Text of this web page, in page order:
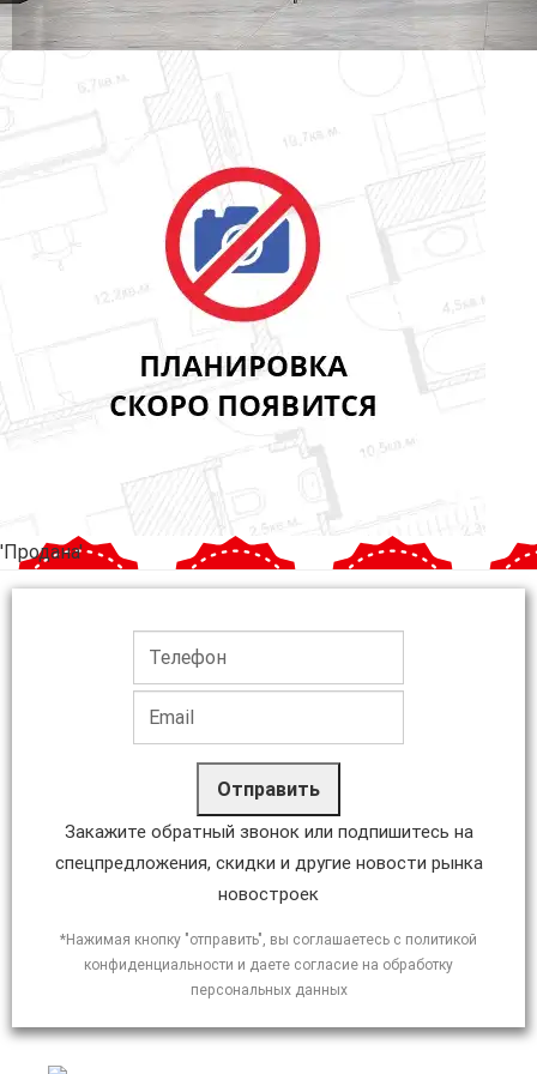
'Продана'
Отправить
Закажите обратный звонок или подпишитесь на
спецпредложения, скидки и другие новости рынка
новостроек
*Нажимая кнопку "отправить", вы соглашаетесь с политикой
конфиденциальности и даете согласие на обработку
персональных данных